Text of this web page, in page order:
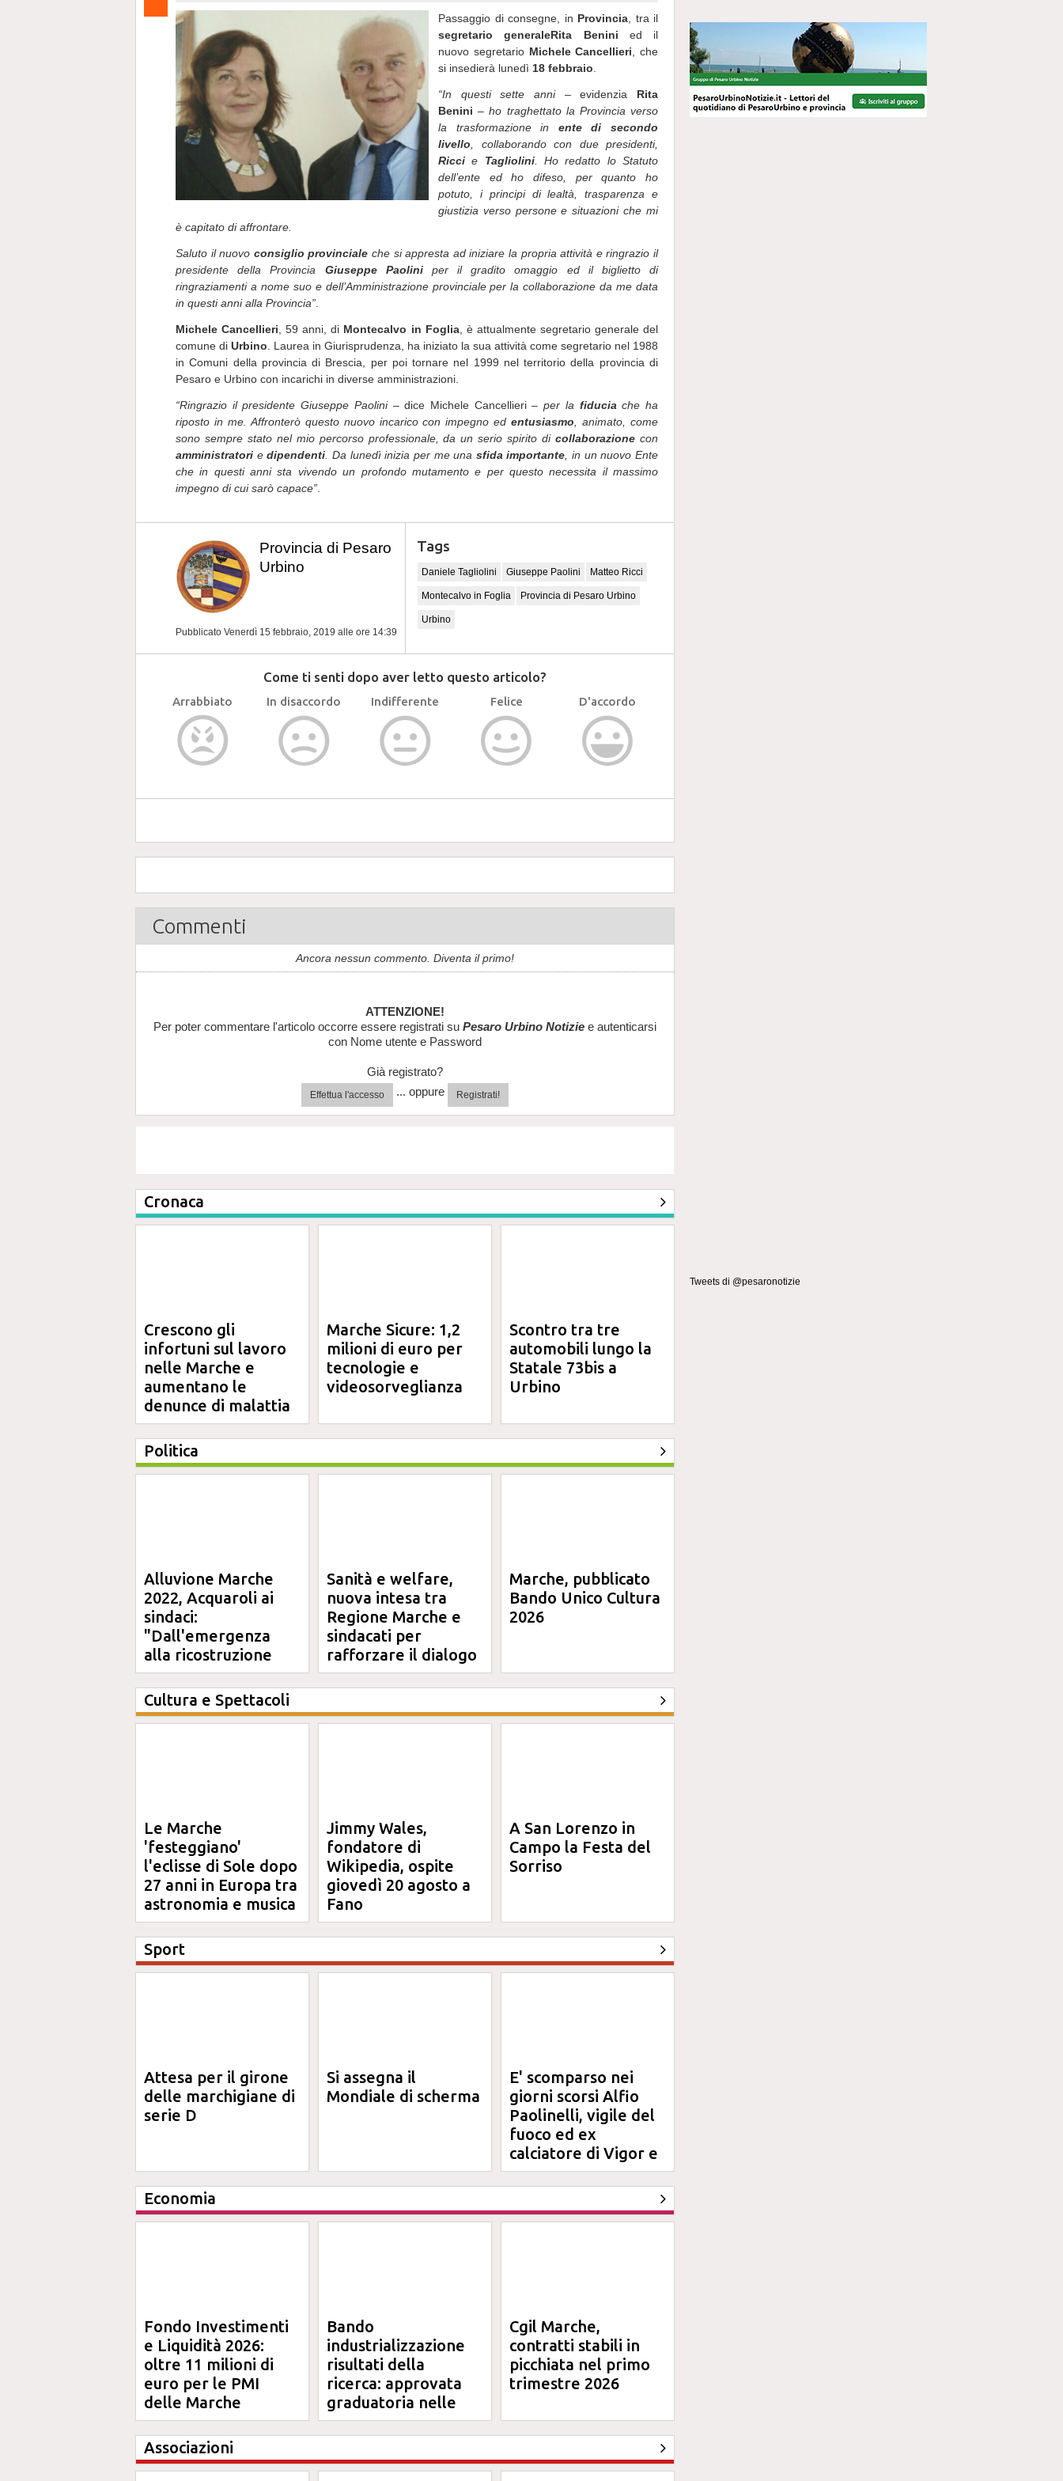
Passaggio di consegne, in Provincia , tra il
segretario generaleRita Benini ed il
nuovo segretario Michele Cancellieri , che
si insedierà lunedì 18 febbraio
“In questi sette anni– evidenzia Rita
Benini – ho traghettato la Provincia verso
la trasformazione in ente di secondo
livello , collaborando con due presidenti,
Ricci e Tagliolini. Ho redatto lo Statuto
dell’ente ed ho difeso, per quanto ho
potuto, i principi di lealtà, trasparenza e
giustizia verso persone e situazioni che mi
è capitato di affrontare.
Saluto il nuovo consiglio provinciale che si appresta ad iniziare la propria attività e ringrazio il
presidente della Provincia Giuseppe Paoliniper il gradito omaggio ed il biglietto di
ringraziamenti a nome suo e dell’Amministrazione provinciale per la collaborazione da me data
in questi anni alla Provincia”
Michele Cancellieri , 59 anni, di Montecalvo in Foglia, è attualmente segretario generale del
comune di Urbino . Laurea in Giurisprudenza, ha iniziato la sua attività come segretario nel 1988
in Comuni della provincia di Brescia, per poi tornare nel 1999 nel territorio della provincia di
Pesaro e Urbino con incarichi in diverse amministrazioni.
“Ringrazio il presidente Giuseppe Paolini– dice Michele Cancellieri –per la fiducia che ha
riposto in me. Affronterò questo nuovo incarico con impegno edentusiasmo , animato, come
sono sempre stato nel mio percorso professionale, da un serio spirito dicollaborazionecon
amministratori edipendenti . Da lunedì inizia per me una sfida importante , in un nuovo Ente
che in questi anni sta vivendo un profondo mutamento e per questo necessita il massimo
impegno di cui sarò capace”
Provincia di Pesaro
Urbino
Pubblicato Venerdì 15 febbraio, 2019 alle ore 14:39
Tags
Daniele Tagliolini Giuseppe Paolini Matteo Ricci
Montecalvo in Foglia Provincia di Pesaro Urbino
Urbino
Come ti senti dopo aver letto questo articolo?
Arrabbiato In disaccordo Indifferente Felice D'accordo
Commenti
Ancora nessun commento. Diventa il primo!
ATTENZIONE!
Per poter commentare l'articolo occorre essere registrati su Pesaro Urbino Notizie e autenticarsi
con Nome utente e Password
Già registrato?
Effettua l'accesso ... oppure Registrati!
Cronaca
Crescono gli
infortuni sul lavoro
nelle Marche e
aumentano le
denunce di malattia
professionale
Marche Sicure: 1,2
milioni di euro per
tecnologie e
videosorveglianza
Scontro tra tre
automobili lungo la
Statale 73bis a
Urbino
Politica
Alluvione Marche
2022, Acquaroli ai
sindaci:
"Dall'emergenza
alla ricostruzione
definitiva"
Sanità e welfare,
nuova intesa tra
Regione Marche e
sindacati per
rafforzare il dialogo
Marche, pubblicato
Bando Unico Cultura
2026
Cultura e Spettacoli
Le Marche
'festeggiano'
l'eclisse di Sole dopo
27 anni in Europa tra
astronomia e musica
Jimmy Wales,
fondatore di
Wikipedia, ospite
giovedì 20 agosto a
Fano
A San Lorenzo in
Campo la Festa del
Sorriso
Sport
Attesa per il girone
delle marchigiane di
serie D
Si assegna il
Mondiale di scherma
E' scomparso nei
giorni scorsi Alfio
Paolinelli, vigile del
fuoco ed ex
calciatore di Vigor e
Jesina
Economia
Fondo Investimenti
e Liquidità 2026:
oltre 11 milioni di
euro per le PMI
delle Marche
Bando
industrializzazione
risultati della
ricerca: approvata
graduatoria nelle
Marche
Cgil Marche,
contratti stabili in
picchiata nel primo
trimestre 2026
Associazioni
Tweets di @pesaronotizie